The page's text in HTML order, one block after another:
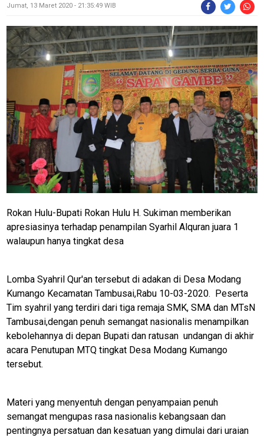
Jumat, 13 Maret 2020 - 21:35:49 WIB
Rokan Hulu-Bupati Rokan Hulu H. Sukiman memberikan
apresiasinya terhadap penampilan Syarhil Alquran juara 1
walaupun hanya tingkat desa
Lomba Syahril Qur'an tersebut di adakan di Desa Modang
Kumango Kecamatan Tambusai,Rabu 10-03-2020. Peserta
Tim syahril yang terdiri dari tiga remaja SMK, SMA dan MTsN
Tambusai,dengan penuh semangat nasionalis menampilkan
kebolehannya di depan Bupati dan ratusan undangan di akhir
acara Penutupan MTQ tingkat Desa Modang Kumango
tersebut.
Materi yang menyentuh dengan penyampaian penuh
semangat mengupas rasa nasionalis kebangsaan dan
pentingnya persatuan dan kesatuan yang dimulai dari uraian